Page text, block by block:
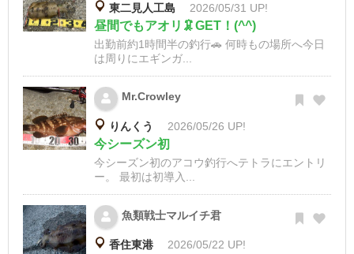
東二見人工島 2026/05/31 UP!
昼間でもアオリ🦑GET！(^^)
出勤前約1時間半の釣行🚗 何時もの場所へ今日
は周りにエギンガ...
Mr.Crowley
りんくう 2026/05/26 UP!
今シーズン初
今シーズン初のアコウ釣行へテトラにエントリ
ー。 最初は初導入...
魚類戦士マルイチ君
香住東港 2026/05/22 UP!